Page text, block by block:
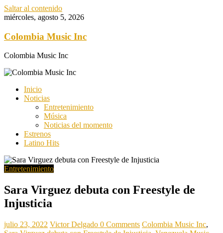
Saltar al contenido
miércoles, agosto 5, 2026
Colombia Music Inc
Colombia Music Inc
Inicio
Noticias
Entretenimiento
Música
Noticias del momento
Estrenos
Latino Hits
Entretenimiento
Sara Virguez debuta con Freestyle de
Injusticia
julio 23, 2022 Victor Delgado 0 Comments Colombia Music Inc,